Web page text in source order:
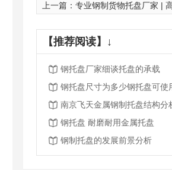
上一篇： 专业钢制货物托盘厂家 | 高强度耐用
【推荐阅读】↓
钢托盘厂家细谈托盘的承载
钢托盘尺寸为多少钢托盘可使
南京飞天金属钢制托盘结构分
钢托盘 耐磨耐用金属托盘
钢制托盘的发展前景分析